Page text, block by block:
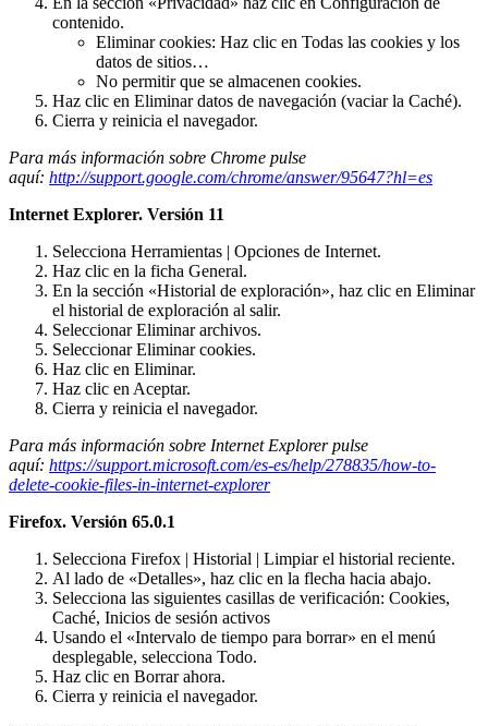
contenido.
Eliminar cookies: Haz clic en Todas las cookies y los
datos de sitios…
No permitir que se almacenen cookies.
Haz clic en Eliminar datos de navegación (vaciar la Caché).
Cierra y reinicia el navegador.
Para más información sobre Chrome pulse
aquí: http://support.google.com/chrome/answer/95647?hl=es
Internet Explorer. Versión 11
Selecciona Herramientas | Opciones de Internet.
Haz clic en la ficha General.
En la sección «Historial de exploración», haz clic en Eliminar
el historial de exploración al salir.
Seleccionar Eliminar archivos.
Seleccionar Eliminar cookies.
Haz clic en Eliminar.
Haz clic en Aceptar.
Cierra y reinicia el navegador.
Para más información sobre Internet Explorer pulse
aquí: https://support.microsoft.com/es-es/help/278835/how-to-
delete-cookie-files-in-internet-explorer
Firefox. Versión 65.0.1
Selecciona Firefox | Historial | Limpiar el historial reciente.
Al lado de «Detalles», haz clic en la flecha hacia abajo.
Selecciona las siguientes casillas de verificación: Cookies,
Caché, Inicios de sesión activos
Usando el «Intervalo de tiempo para borrar» en el menú
desplegable, selecciona Todo.
Haz clic en Borrar ahora.
Cierra y reinicia el navegador.